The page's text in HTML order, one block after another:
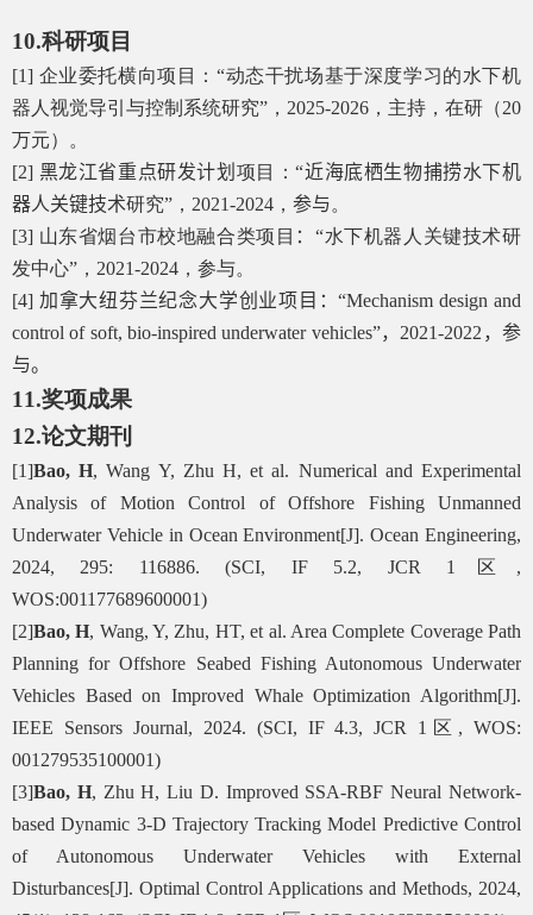
10.科研项目
[1] 企业委托横向项目：“动态干扰场基于深度学习的水下机
器人视觉导引与控制系统研究”， 2025-2026 ，主持，在研（20
万元）。
[2] 黑龙江省重点研发计划 项目：“近海底栖生物捕捞水下机
器人关键技术研究”， 2021-2024 ， 参与。
[3] 山东省烟台市校地融合类项目 ：“水下机器人关键技术研
发中心”， 2021-2024 ，参与。
[4] 加拿大纽芬兰纪念大学创业项目：“Mechanism design and
control of soft, bio-inspired underwater vehicles”，2021-2022，参
与。
11.奖项成果
12.论文期刊
[1]Bao, H, Wang Y, Zhu H, et al. Numerical and Experimental
Analysis of Motion Control of Offshore Fishing Unmanned
Underwater Vehicle in Ocean Environment[J]. Ocean Engineering,
2024, 295: 116886. (SCI, IF 5.2, JCR 1 区 ,
WOS:001177689600001)
[2]Bao, H, Wang, Y, Zhu, HT, et al. Area Complete Coverage Path
Planning for Offshore Seabed Fishing Autonomous Underwater
Vehicles Based on Improved Whale Optimization Algorithm[J].
IEEE Sensors Journal, 2024. (SCI, IF 4.3, JCR 1 区 , WOS:
001279535100001)
[3]Bao, H, Zhu H, Liu D. Improved SSA-RBF Neural Network-
based Dynamic 3-D Trajectory Tracking Model Predictive Control
of Autonomous Underwater Vehicles with External
Disturbances[J]. Optimal Control Applications and Methods, 2024,